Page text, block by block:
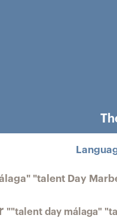
"talent Day
""talent day málaga"